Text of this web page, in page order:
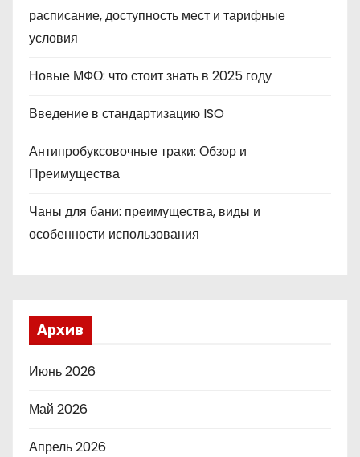
расписание, доступность мест и тарифные
условия
Новые МФО: что стоит знать в 2025 году
Введение в стандартизацию ISO
Антипробуксовочные траки: Обзор и
Преимущества
Чаны для бани: преимущества, виды и
особенности использования
Архив
Июнь 2026
Май 2026
Апрель 2026